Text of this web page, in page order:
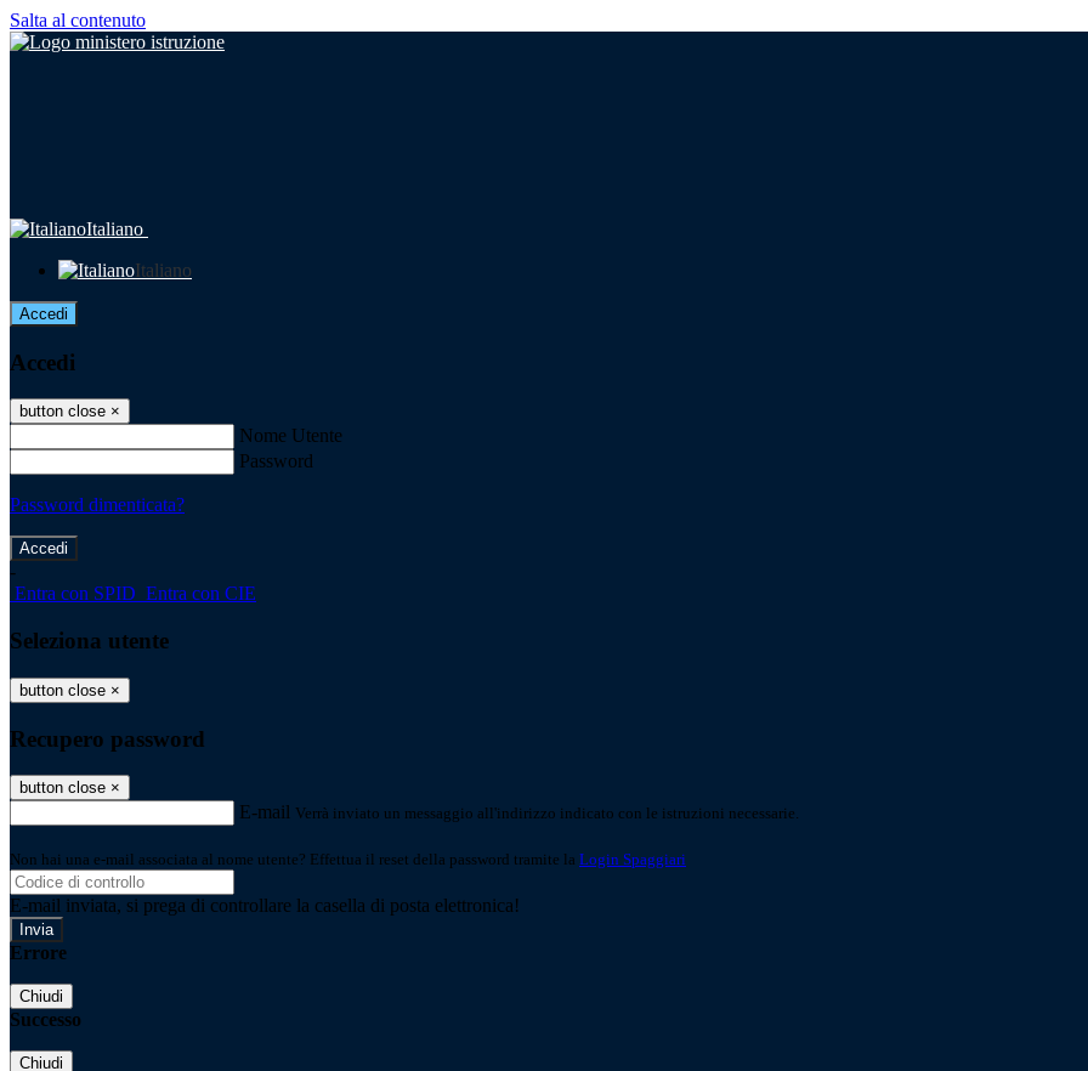
Salta al contenuto
Italiano
Italiano
Accedi
Accedi
button close ×
Nome Utente
Password
Password dimenticata?
-
Entra con SPID Entra con CIE
Seleziona utente
button close ×
Recupero password
button close ×
E-mail Verrà inviato un messaggio all'indirizzo indicato con le istruzioni necessarie.
Non hai una e-mail associata al nome utente? Effettua il reset della password tramite la Login Spaggiari
E-mail inviata, si prega di controllare la casella di posta elettronica!
Errore
Chiudi
Successo
Chiudi